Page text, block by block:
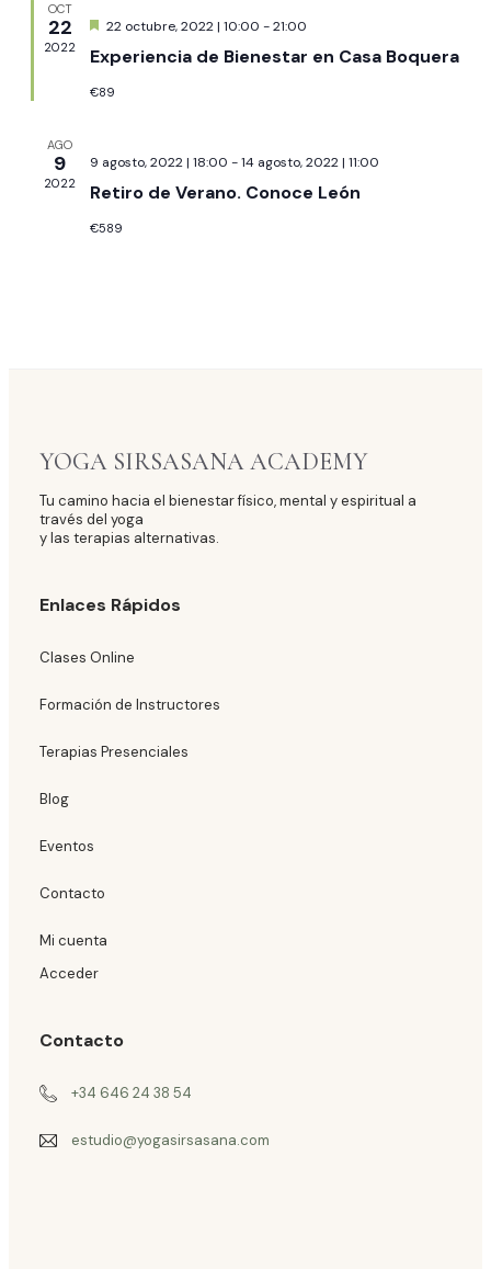
OCT
22
2022
Destacado
22 octubre, 2022 | 10:00 -21:00
Experiencia de Bienestar en Casa Boquera
€89
AGO
9
2022
9 agosto, 2022 | 18:00 -14 agosto, 2022 | 11:00
Retiro de Verano. Conoce León
€589
YOGA SIRSASANA ACADEMY
Tu camino hacia el bienestar físico, mental y espiritual a
través del yoga
y las terapias alternativas.
Enlaces Rápidos
Clases Online
Formación de Instructores
Terapias Presenciales
Blog
Eventos
Contacto
Mi cuenta
Acceder
Contacto
+34 646 24 38 54
estudio@yogasirsasana.com